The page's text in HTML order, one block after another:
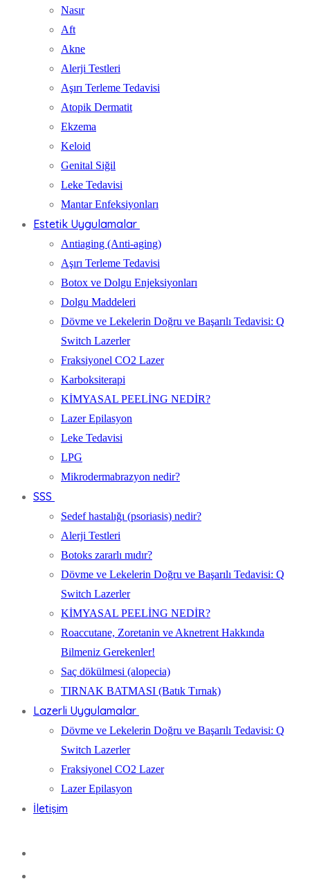
Nasır
Aft
Akne
Alerji Testleri
Aşırı Terleme Tedavisi
Atopik Dermatit
Ekzema
Keloid
Genital Siğil
Leke Tedavisi
Mantar Enfeksiyonları
Estetik Uygulamalar
Antiaging (Anti-aging)
Aşırı Terleme Tedavisi
Botox ve Dolgu Enjeksiyonları
Dolgu Maddeleri
Dövme ve Lekelerin Doğru ve Başarılı Tedavisi: Q
Switch Lazerler
Fraksiyonel CO2 Lazer
Karboksiterapi
KİMYASAL PEELİNG NEDİR?
Lazer Epilasyon
Leke Tedavisi
LPG
Mikrodermabrazyon nedir?
SSS
Sedef hastalığı (psoriasis) nedir?
Alerji Testleri
Botoks zararlı mıdır?
Dövme ve Lekelerin Doğru ve Başarılı Tedavisi: Q
Switch Lazerler
KİMYASAL PEELİNG NEDİR?
Roaccutane, Zoretanin ve Aknetrent Hakkında
Bilmeniz Gerekenler!
Saç dökülmesi (alopecia)
TIRNAK BATMASI (Batık Tırnak)
Lazerli Uygulamalar
Dövme ve Lekelerin Doğru ve Başarılı Tedavisi: Q
Switch Lazerler
Fraksiyonel CO2 Lazer
Lazer Epilasyon
İletişim